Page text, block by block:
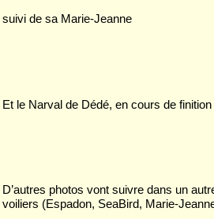
suivi de sa Marie-Jeanne
Et le Narval de Dédé, en cours de finition
D’autres photos vont suivre dans un
voiliers (Espadon, SeaBird, Marie-